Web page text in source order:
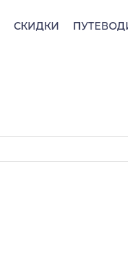
СКИДКИ